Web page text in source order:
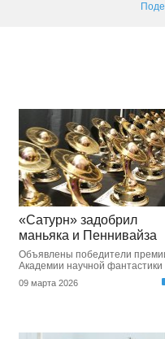
«Сатурн» задобрил
маньяка и Пеннивайза
Объявлены победители
Академии научной фантастики
09 марта 2026